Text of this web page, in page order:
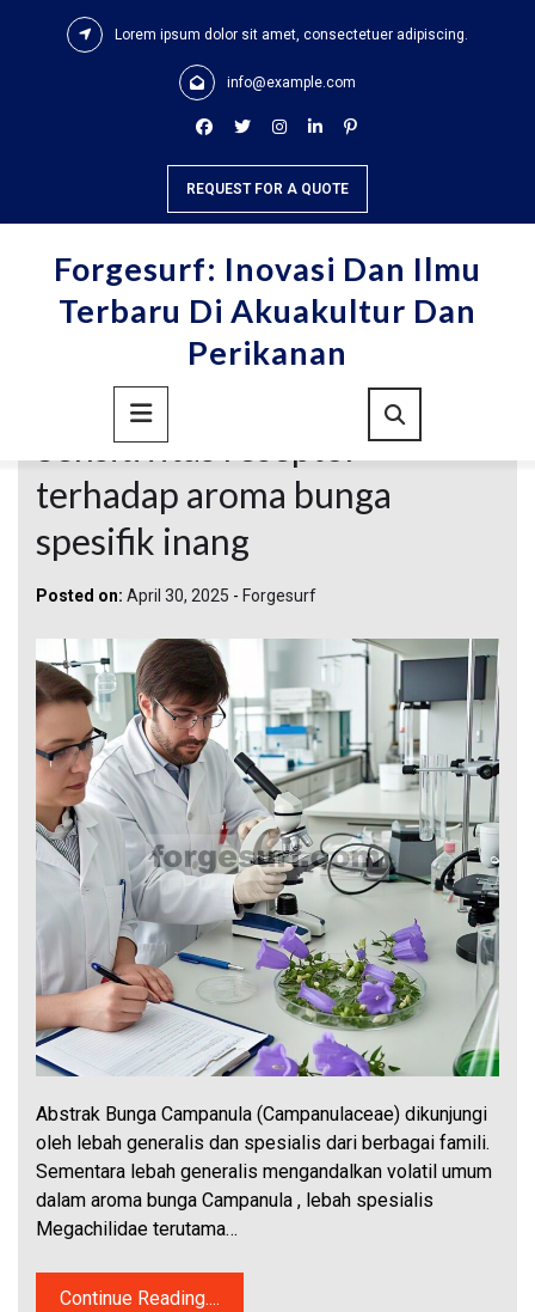
Lorem ipsum dolor sit amet, consectetuer adipiscing.
info@example.com
REQUEST FOR A QUOTE
Forgesurf: Inovasi Dan Ilmu
Terbaru Di Akuakultur Dan
Perikanan
Primary
Menu
Spiroacetals dan munculnya
spesialis Campanula :
Sensitivitas reseptor
terhadap aroma bunga
spesifik inang
Posted on: April 30, 2025 - Forgesurf
Abstrak Bunga Campanula (Campanulaceae) dikunjungi
oleh lebah generalis dan spesialis dari berbagai famili.
Sementara lebah generalis mengandalkan volatil umum
dalam aroma bunga Campanula , lebah spesialis
Megachilidae terutama…
Continue Reading....